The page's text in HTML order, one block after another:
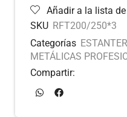
Añadir a la lista
SKU RFT200/250*3
Categorías
METÁLICAS
Compartir: